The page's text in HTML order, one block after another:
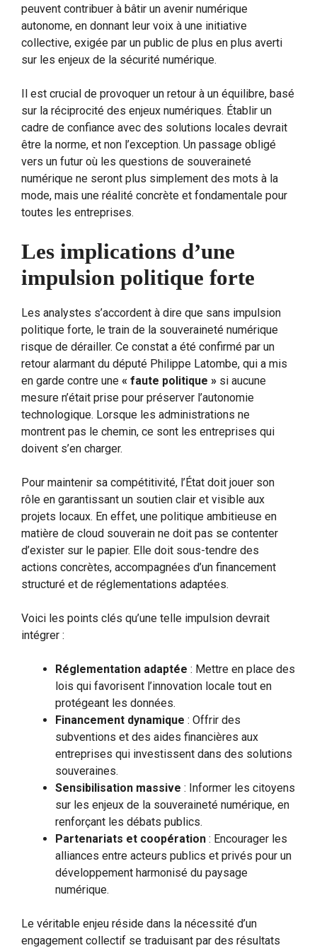
peuvent contribuer à bâtir un avenir numérique
autonome, en donnant leur voix à une initiative
collective, exigée par un public de plus en plus averti
sur les enjeux de la sécurité numérique.
Il est crucial de provoquer un retour à un équilibre, basé
sur la réciprocité des enjeux numériques. Établir un
cadre de confiance avec des solutions locales devrait
être la norme, et non l’exception. Un passage obligé
vers un futur où les questions de souveraineté
numérique ne seront plus simplement des mots à la
mode, mais une réalité concrète et fondamentale pour
toutes les entreprises.
Les implications d’une
impulsion politique forte
Les analystes s’accordent à dire que sans impulsion
politique forte, le train de la souveraineté numérique
risque de dérailler. Ce constat a été confirmé par un
retour alarmant du député Philippe Latombe, qui a mis
en garde contre une « faute politique » si aucune
mesure n’était prise pour préserver l’autonomie
technologique. Lorsque les administrations ne
montrent pas le chemin, ce sont les entreprises qui
doivent s’en charger.
Pour maintenir sa compétitivité, l’État doit jouer son
rôle en garantissant un soutien clair et visible aux
projets locaux. En effet, une politique ambitieuse en
matière de cloud souverain ne doit pas se contenter
d’exister sur le papier. Elle doit sous-tendre des
actions concrètes, accompagnées d’un financement
structuré et de réglementations adaptées.
Voici les points clés qu’une telle impulsion devrait
intégrer :
Réglementation adaptée : Mettre en place des
lois qui favorisent l’innovation locale tout en
protégeant les données.
Financement dynamique : Offrir des
subventions et des aides financières aux
entreprises qui investissent dans des solutions
souveraines.
Sensibilisation massive : Informer les citoyens
sur les enjeux de la souveraineté numérique, en
renforçant les débats publics.
Partenariats et coopération : Encourager les
alliances entre acteurs publics et privés pour un
développement harmonisé du paysage
numérique.
Le véritable enjeu réside dans la nécessité d’un
engagement collectif se traduisant par des résultats